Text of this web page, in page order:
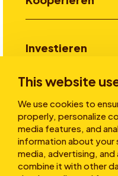
This website
We use cookies to
properly, personalize
media features, and
information about your
media, advertising,
combine it with other
Investieren
Über uns